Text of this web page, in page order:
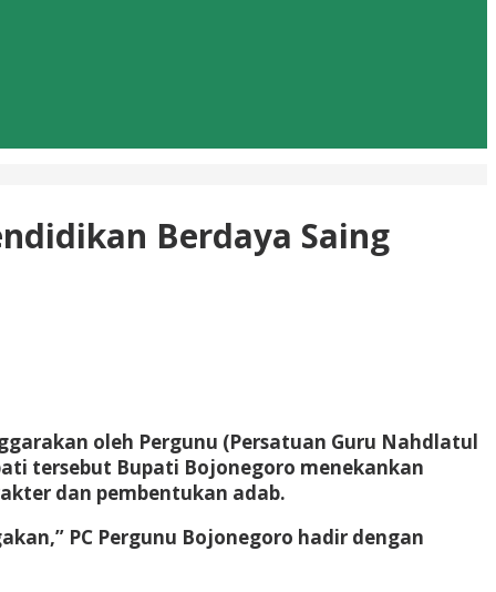
Berdaya Saing
oleh Pergunu (Persatuan Guru Nahdlatul
tersebut Bupati Bojonegoro menekankan
dan pembentukan adab.
PC Pergunu Bojonegoro hadir dengan